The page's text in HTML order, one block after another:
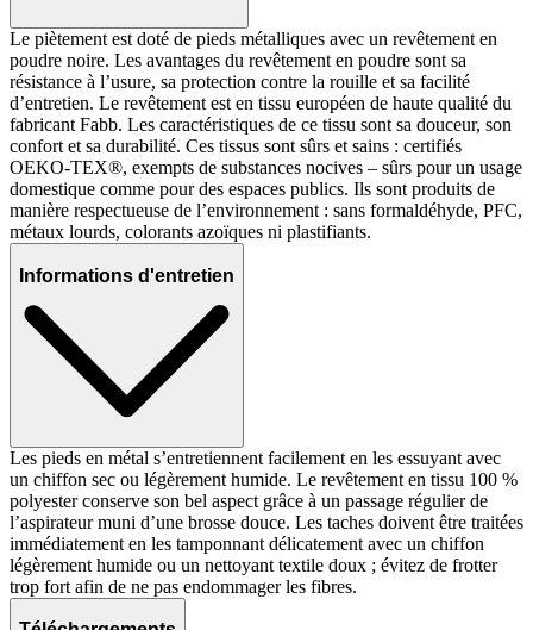
Le piètement est doté de pieds métalliques avec un revêtement en
poudre noire. Les avantages du revêtement en poudre sont sa
résistance à l’usure, sa protection contre la rouille et sa facilité
d’entretien. Le revêtement est en tissu européen de haute qualité du
fabricant Fabb. Les caractéristiques de ce tissu sont sa douceur, son
confort et sa durabilité. Ces tissus sont sûrs et sains : certifiés
OEKO-TEX®, exempts de substances nocives – sûrs pour un usage
domestique comme pour des espaces publics. Ils sont produits de
manière respectueuse de l’environnement : sans formaldéhyde, PFC,
métaux lourds, colorants azoïques ni plastifiants.
Informations d'entretien
Les pieds en métal s’entretiennent facilement en les essuyant avec
un chiffon sec ou légèrement humide. Le revêtement en tissu 100 %
polyester conserve son bel aspect grâce à un passage régulier de
l’aspirateur muni d’une brosse douce. Les taches doivent être traitées
immédiatement en les tamponnant délicatement avec un chiffon
légèrement humide ou un nettoyant textile doux ; évitez de frotter
trop fort afin de ne pas endommager les fibres.